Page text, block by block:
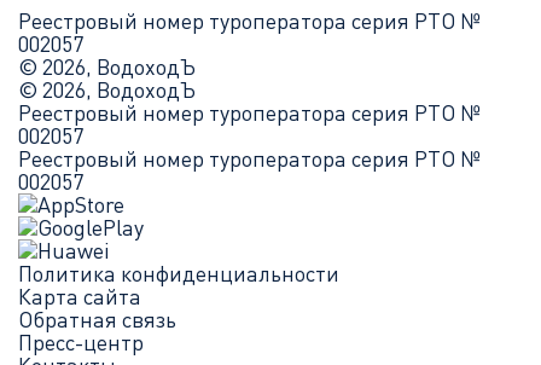
Реестровый номер туроператора серия РТО №
002057
© 2026, ВодоходЪ
© 2026, ВодоходЪ
Реестровый номер туроператора серия РТО №
002057
Реестровый номер туроператора серия РТО №
002057
Политика конфиденциальности
Карта сайта
Обратная связь
Пресс-центр